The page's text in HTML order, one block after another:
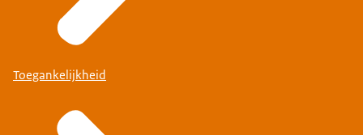
Toegankelijkheid